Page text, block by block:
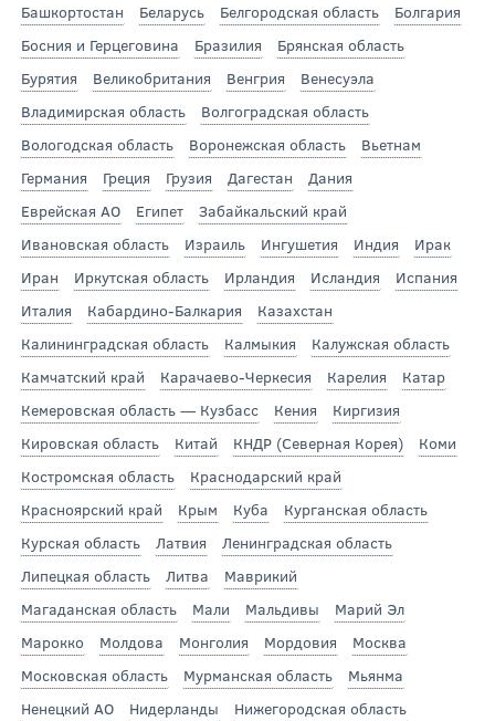
Башкортостан
Беларусь Белгородская область
Болгария
Босния и Герцеговина
Бразилия
Брянская область
Бурятия
Великобритания Венгрия
Венесуэла
Владимирская область
Волгоградская область
Вологодская область
Воронежская область
Вьетнам
Германия
Греция Грузия Дагестан
Дания
Еврейская АО
Египет
Забайкальский край
Ивановская область
Израиль Ингушетия Индия
Ирак
Иран
Иркутская область Ирландия Исландия
Испания
Италия
Кабардино-Балкария
Казахстан
Калининградская область
Калмыкия
Калужская область
Камчатский край
Карачаево-Черкесия Карелия
Катар
Кемеровская область — Кузбасс
Кения
Киргизия
Кировская область
Китай КНДР (Северная Корея)
Коми
Костромская область
Краснодарский край
Красноярский край
Крым Куба
Курганская область
Курская область
Латвия
Ленинградская область
Липецкая область
Литва
Маврикий
Магаданская область
Мали Мальдивы
Марий Эл
Марокко
Молдова Монголия Мордовия
Москва
Московская область
Мурманская область
Мьянма
Ненецкий АО
Нидерланды
Нижегородская область